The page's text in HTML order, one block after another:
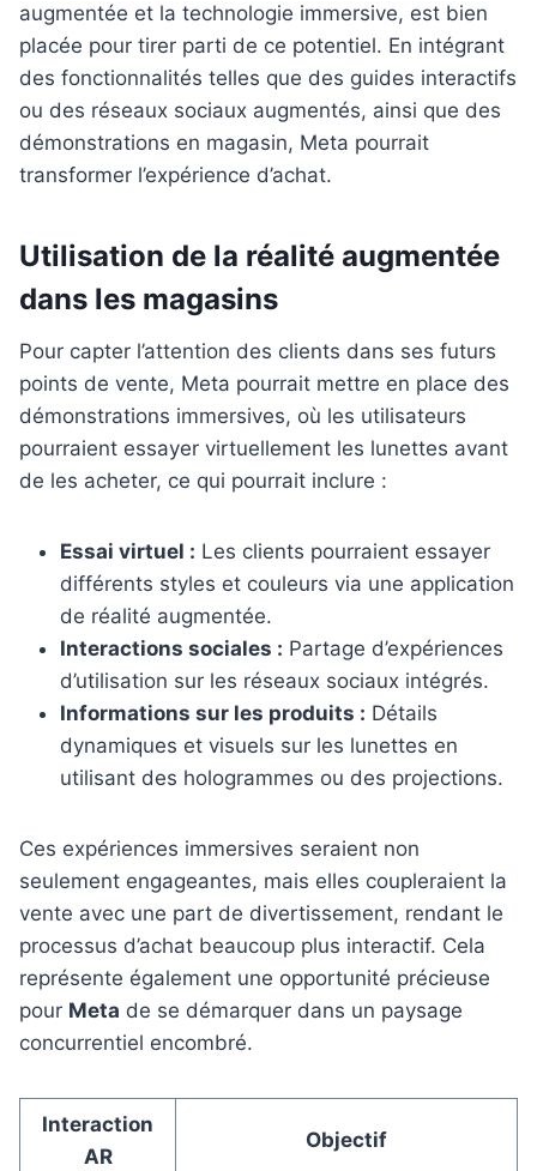
augmentée et la technologie immersive, est bien
placée pour tirer parti de ce potentiel. En intégrant
des fonctionnalités telles que des guides interactifs
ou des réseaux sociaux augmentés, ainsi que des
démonstrations en magasin, Meta pourrait
transformer l’expérience d’achat.
Utilisation de la réalité augmentée
dans les magasins
Pour capter l’attention des clients dans ses futurs
points de vente, Meta pourrait mettre en place des
démonstrations immersives, où les utilisateurs
pourraient essayer virtuellement les lunettes avant
de les acheter, ce qui pourrait inclure :
Essai virtuel : Les clients pourraient essayer
différents styles et couleurs via une application
de réalité augmentée.
Interactions sociales : Partage d’expériences
d’utilisation sur les réseaux sociaux intégrés.
Informations sur les produits : Détails
dynamiques et visuels sur les lunettes en
utilisant des hologrammes ou des projections.
Ces expériences immersives seraient non
seulement engageantes, mais elles coupleraient la
vente avec une part de divertissement, rendant le
processus d’achat beaucoup plus interactif. Cela
représente également une opportunité précieuse
pour Meta de se démarquer dans un paysage
concurrentiel encombré.
Interaction
AR
Objectif